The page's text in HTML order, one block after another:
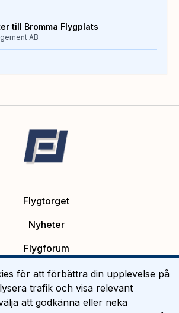
till Bromma Flygplats
AB
Flygtorget
Nyheter
Flygforum
Platsannonser
Flygutbildning
för att förbättra din upplevelse på
trafik och visa relevant
att godkänna eller neka